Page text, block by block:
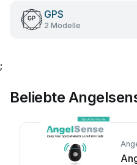
GPS
2 Modelle
;
Beliebte